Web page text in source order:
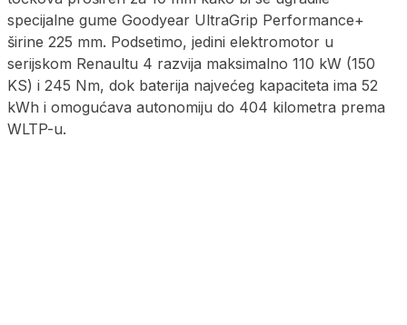
specijalne gume Goodyear UltraGrip Performance+
širine 225 mm. Podsetimo, jedini elektromotor u
serijskom Renaultu 4 razvija maksimalno 110 kW (150
KS) i 245 Nm, dok baterija najvećeg kapaciteta ima 52
kWh i omogućava autonomiju do 404 kilometra prema
WLTP-u.